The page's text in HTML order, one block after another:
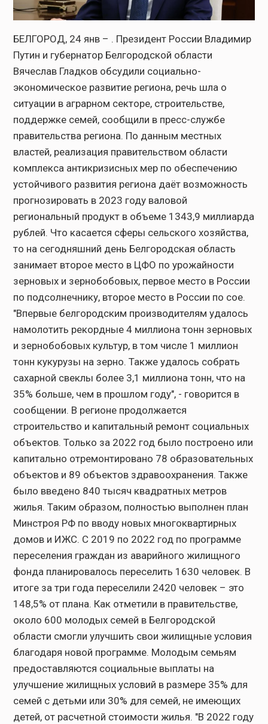
БЕЛГОРОД, 24 янв – . Президент России Владимир
Путин и губернатор Белгородской области
Вячеслав Гладков обсудили социально-
экономическое развитие региона, речь шла о
ситуации в аграрном секторе, строительстве,
поддержке семей, сообщили в пресс-службе
правительства региона. По данным местных
властей, реализация правительством области
комплекса антикризисных мер по обеспечению
устойчивого развития региона даёт возможность
прогнозировать в 2023 году валовой
региональный продукт в объеме 1343,9 миллиарда
рублей. Что касается сферы сельского хозяйства,
то на сегодняшний день Белгородская область
занимает второе место в ЦФО по урожайности
зерновых и зернобобовых, первое место в России
по подсолнечнику, второе место в России по сое.
"Впервые белгородским производителям удалось
намолотить рекордные 4 миллиона тонн зерновых
и зернобобовых культур, в том числе 1 миллион
тонн кукурузы на зерно. Также удалось собрать
сахарной свеклы более 3,1 миллиона тонн, что на
35% больше, чем в прошлом году", - говорится в
сообщении. В регионе продолжается
строительство и капитальный ремонт социальных
объектов. Только за 2022 год было построено или
капитально отремонтировано 78 образовательных
объектов и 89 объектов здравоохранения. Также
было введено 840 тысяч квадратных метров
жилья. Таким образом, полностью выполнен план
Минстроя РФ по вводу новых многоквартирных
домов и ИЖС. С 2019 по 2022 год по программе
переселения граждан из аварийного жилищного
фонда планировалось переселить 1630 человек. В
итоге за три года переселили 2420 человек – это
148,5% от плана. Как отметили в правительстве,
около 600 молодых семей в Белгородской
области смогли улучшить свои жилищные условия
благодаря новой программе. Молодым семьям
предоставляются социальные выплаты на
улучшение жилищных условий в размере 35% для
семей с детьми или 30% для семей, не имеющих
детей, от расчетной стоимости жилья. "В 2022 году